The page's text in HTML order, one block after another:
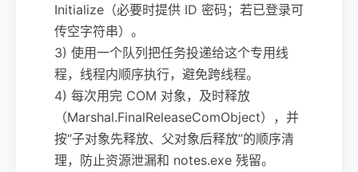
Initialize（必要时提供 ID 密码；若已登录可
传空字符串）。
3) 使用一个队列把任务投递给这个专用线
程，线程内顺序执行，避免跨线程。
4) 每次用完 COM 对象，及时释放
（Marshal.FinalReleaseComObject），并
按“子对象先释放、父对象后释放”的顺序清
理，防止资源泄漏和 notes.exe 残留。